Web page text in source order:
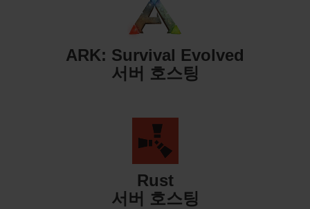
ARK: Survival Evolved
서버 호스팅
Rust
서버 호스팅